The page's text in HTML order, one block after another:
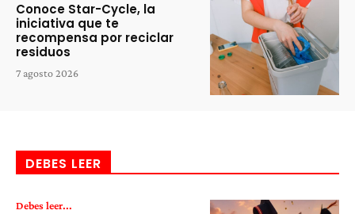
Conoce Star-Cycle, la
iniciativa que te
recompensa por reciclar
residuos
7 agosto 2026
DEBES LEER
Debes leer...